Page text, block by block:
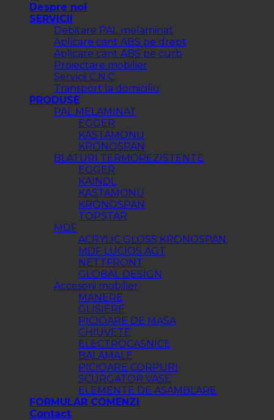
Despre noi
SERVICII
Debitare PAL melaminat
Aplicare cant ABS pe drept
Aplicare cant ABS pe curb
Proiectare mobilier
Servicii C.N.C
Transport la domiciliu
PRODUSE
PAL MELAMINAT
EGGER
KASTAMONU
KRONOSPAN
BLATURI TERMOREZISTENTE
EGGER
KAINDL
KASTAMONU
KRONOSPAN
TOPSTAR
MDF
ACRYLIC GLOSS KRONOSPAN
MDF LUCIOS AGT
NETTFRONT
GLOBAL DESIGN
Accesorii mobilier
MANERE
GLISIERE
PICIOARE DE MASA
CHIUVETE
ELECTROCASNICE
BALAMALE
PICIOARE CORPURI
SCURGATOR VASE
ELEMENTE DE ASAMBLARE
FORMULAR COMENZI
Contact